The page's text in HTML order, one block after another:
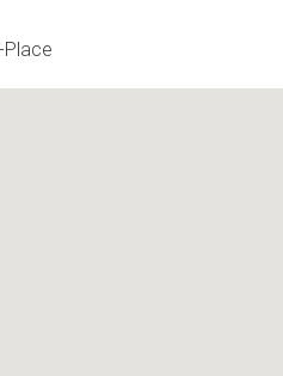
Place